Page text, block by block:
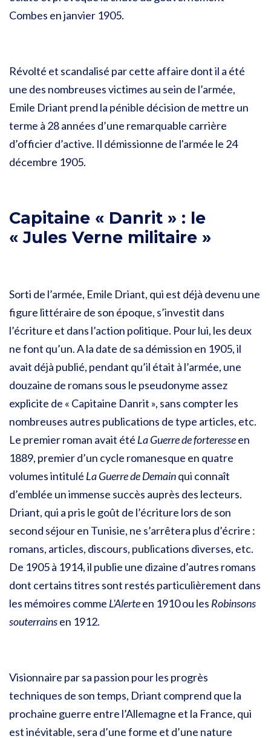
Combes en janvier 1905.
Révolté et scandalisé par cette affaire dont il a été
une des nombreuses victimes au sein de l’armée,
Emile Driant prend la pénible décision de mettre un
terme à 28 années d’une remarquable carrière
d’officier d’active. Il démissionne de l'armée le 24
décembre 1905.
Capitaine « Danrit » : le
« Jules Verne militaire »
Sorti de l’armée, Emile Driant, qui est déjà devenu une
figure littéraire de son époque, s’investit dans
l’écriture et dans l’action politique. Pour lui, les deux
ne font qu’un. A la date de sa démission en 1905, il
avait déjà publié, pendant qu’il était à l’armée, une
douzaine de romans sous le pseudonyme assez
explicite de « Capitaine Danrit », sans compter les
nombreuses autres publications de type articles, etc.
Le premier roman avait été La Guerre de forteresseen
1889, premier d’un cycle romanesque en quatre
volumes intitulé La Guerre de Demainqui connaît
d’emblée un immense succès auprès des lecteurs.
Driant, qui a pris le goût de l’écriture lors de son
second séjour en Tunisie, ne s’arrêtera plus d’écrire :
romans, articles, discours, publications diverses, etc.
De 1905 à 1914, il publie une dizaine d’autres romans
dont certains titres sont restés particulièrement dans
les mémoires comme L'Alerteen 1910 ou les Robinsons
souterrainsen 1912.
Visionnaire par sa passion pour les progrès
techniques de son temps, Driant comprend que la
prochaine guerre entre l’Allemagne et la France, qui
est inévitable, sera d’une forme et d’une nature